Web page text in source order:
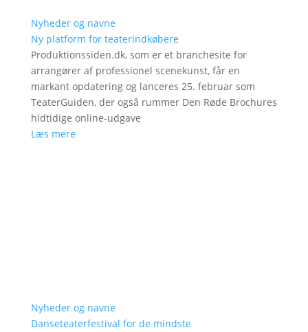
Nyheder og navne
Ny platform for teaterindkøbere
Produktionssiden.dk, som er et branchesite for
arrangører af professionel scenekunst, får en
markant opdatering og lanceres 25. februar som
TeaterGuiden, der også rummer Den Røde Brochures
hidtidige online-udgave
Læs mere
Nyheder og navne
Danseteaterfestival for de mindste